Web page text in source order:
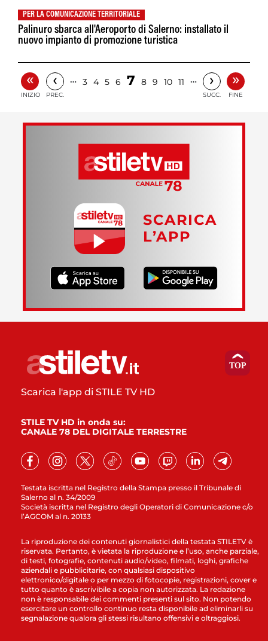
PER LA COMUNICAZIONE TERRITORIALE
Palinuro sbarca all'Aeroporto di Salerno: installato il
nuovo impianto di promozione turistica
«
INIZIO
‹
PREC.
… 3 4 5 6 7 8 9 10 11 … ›
SUCC.
»
FINE
SCARICA
L’APP
Testata iscritta nel Registro della Stampa presso il Tribunale di
Salerno al n. 34/2009
Società iscritta nel Registro degli Operatori di Comunicazione c/o
l’AGCOM al n. 20133
Scarica l'app di STILE TV HD
STILE TV HD in onda su:
CANALE 78 DEL DIGITALE TERRESTRE
La riproduzione dei contenuti giornalistici della testata STILETV è
riservata. Pertanto, è vietata la riproduzione e l’uso, anche parziale,
di testi, fotografie, contenuti audio/video, filmati, loghi, grafiche
aziendali e pubblicitarie, con qualsiasi dispositivo
elettronico/digitale o per mezzo di fotocopie, registrazioni, cover e
tutto quanto è ascrivibile a copia non autorizzata. La redazione
non è responsabile dei commenti presenti sul sito. Non potendo
esercitare un controllo continuo resta disponibile ad eliminarli su
segnalazione qualora gli stessi risultano offensivi e oltraggiosi.